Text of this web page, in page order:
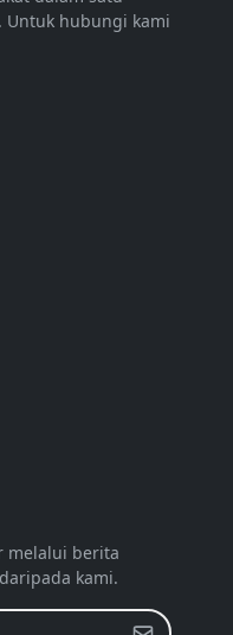
Untuk hubungi kami
melalui berita
kami.